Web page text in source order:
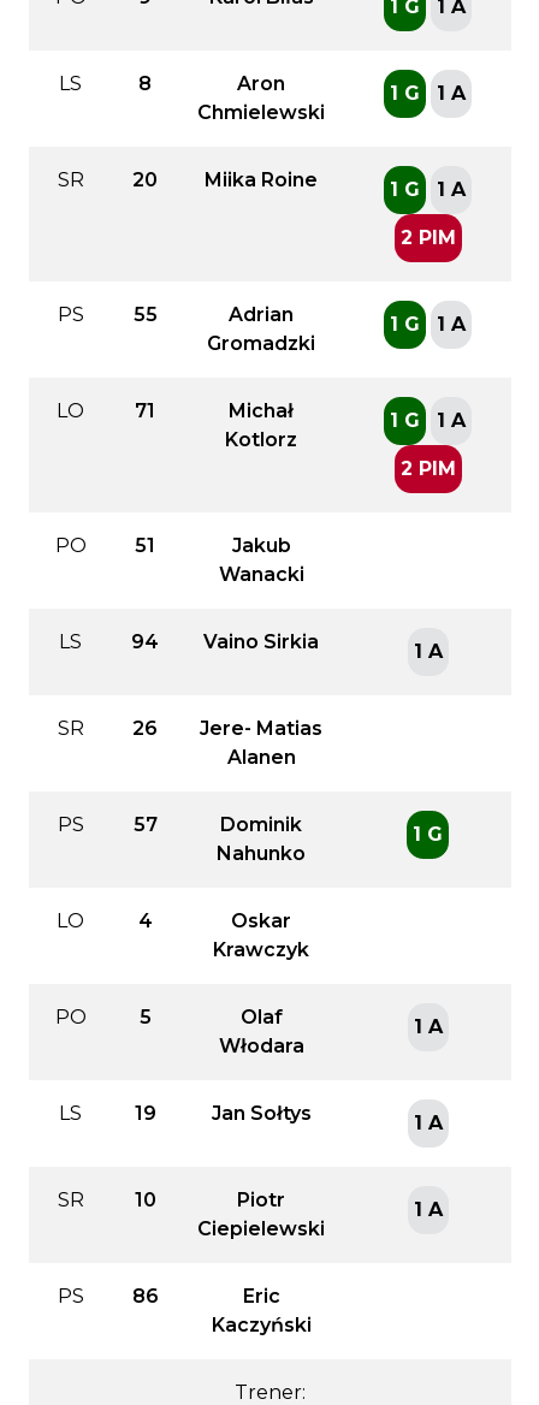
1 G 1 A
LS 8
Aron
Chmielewski
1 G 1 A
SR 20 Miika Roine 1 G 1 A
2 PIM
PS 55
Adrian
Gromadzki
1 G 1 A
LO 71
Michał
Kotlorz
1 G 1 A
2 PIM
PO 51
Jakub
Wanacki
LS 94 Vaino Sirkia 1 A
SR 26
Jere- Matias
Alanen
PS 57
Dominik
Nahunko
1 G
LO 4
Oskar
Krawczyk
PO 5
Olaf
Włodara
1 A
LS 19 Jan Sołtys 1 A
SR 10
Piotr
Ciepielewski
1 A
PS 86
Eric
Kaczyński
Trener: